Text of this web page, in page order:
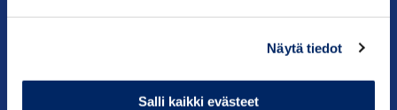
Näytä tiedot
Salli kaikki evästeet
Vaikuttaminen